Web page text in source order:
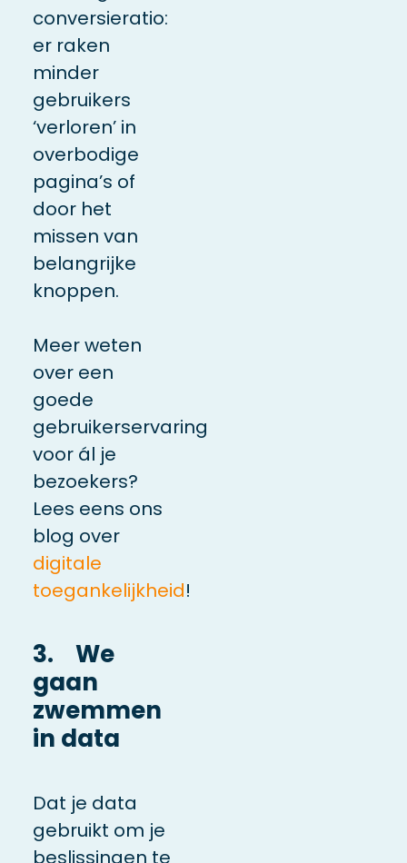
conversieratio:
er raken
minder
gebruikers
‘verloren’ in
overbodige
pagina’s of
door het
missen van
belangrijke
knoppen.
Meer weten
over een
goede
gebruikerservaring
voor ál je
bezoekers?
Lees eens ons
blog over
digitale
toegankelijkheid!
3. We
gaan
zwemmen
in data
Dat je data
gebruikt om je
beslissingen te